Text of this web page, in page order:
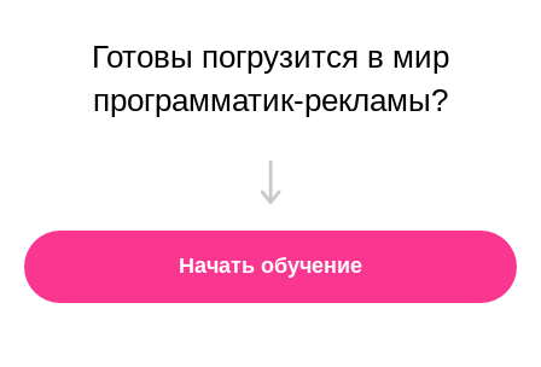
Готовы погрузится в мир
программатик-рекламы?
Начать обучение